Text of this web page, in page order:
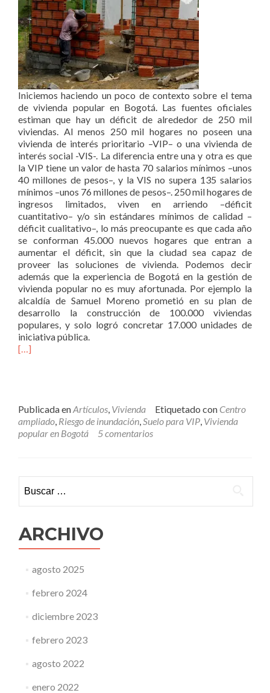
Iniciemos haciendo un poco de contexto sobre el tema
de vivienda popular en Bogotá. Las fuentes oficiales
estiman que hay un déficit de alrededor de 250 mil
viviendas. Al menos 250 mil hogares no poseen una
vivienda de interés prioritario –VIP– o una vivienda de
interés social -VIS-. La diferencia entre una y otra es que
la VIP tiene un valor de hasta 70 salarios mínimos –unos
40 millones de pesos–, y la VIS no supera 135 salarios
mínimos –unos 76 millones de pesos–. 250 mil hogares de
ingresos limitados, viven en arriendo –déficit
cuantitativo– y/o sin estándares mínimos de calidad –
déficit cualitativo–, lo más preocupante es que cada año
se conforman 45.000 nuevos hogares que entran a
aumentar el déficit, sin que la ciudad sea capaz de
proveer las soluciones de vivienda. Podemos decir
además que la experiencia de Bogotá en la gestión de
vivienda popular no es muy afortunada. Por ejemplo la
alcaldía de Samuel Moreno prometió en su plan de
desarrollo la construcción de 100.000 viviendas
populares, y solo logró concretar 17.000 unidades de
iniciativa pública.
[…]
Publicada enArtículos, Vivienda Etiquetado con Centro
ampliado, Riesgo de inundación,Suelo para VIP, Vivienda
popular en Bogotá
5 comentarios
ARCHIVO
agosto 2025
febrero 2024
diciembre 2023
febrero 2023
agosto 2022
enero 2022